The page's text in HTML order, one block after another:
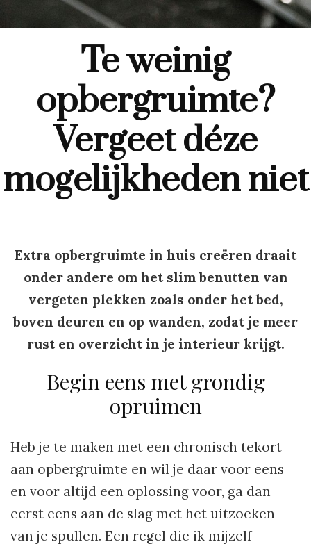
Te weinig
opbergruimte?
Vergeet déze
mogelijkheden niet
Extra opbergruimte in huis creëren draait
onder andere om het slim benutten van
vergeten plekken zoals onder het bed,
boven deuren en op wanden, zodat je meer
rust en overzicht in je interieur krijgt.
Begin eens met grondig
opruimen
Heb je te maken met een chronisch tekort
aan opbergruimte en wil je daar voor eens
en voor altijd een oplossing voor, ga dan
eerst eens aan de slag met het uitzoeken
van je spullen. Een regel die ik mijzelf